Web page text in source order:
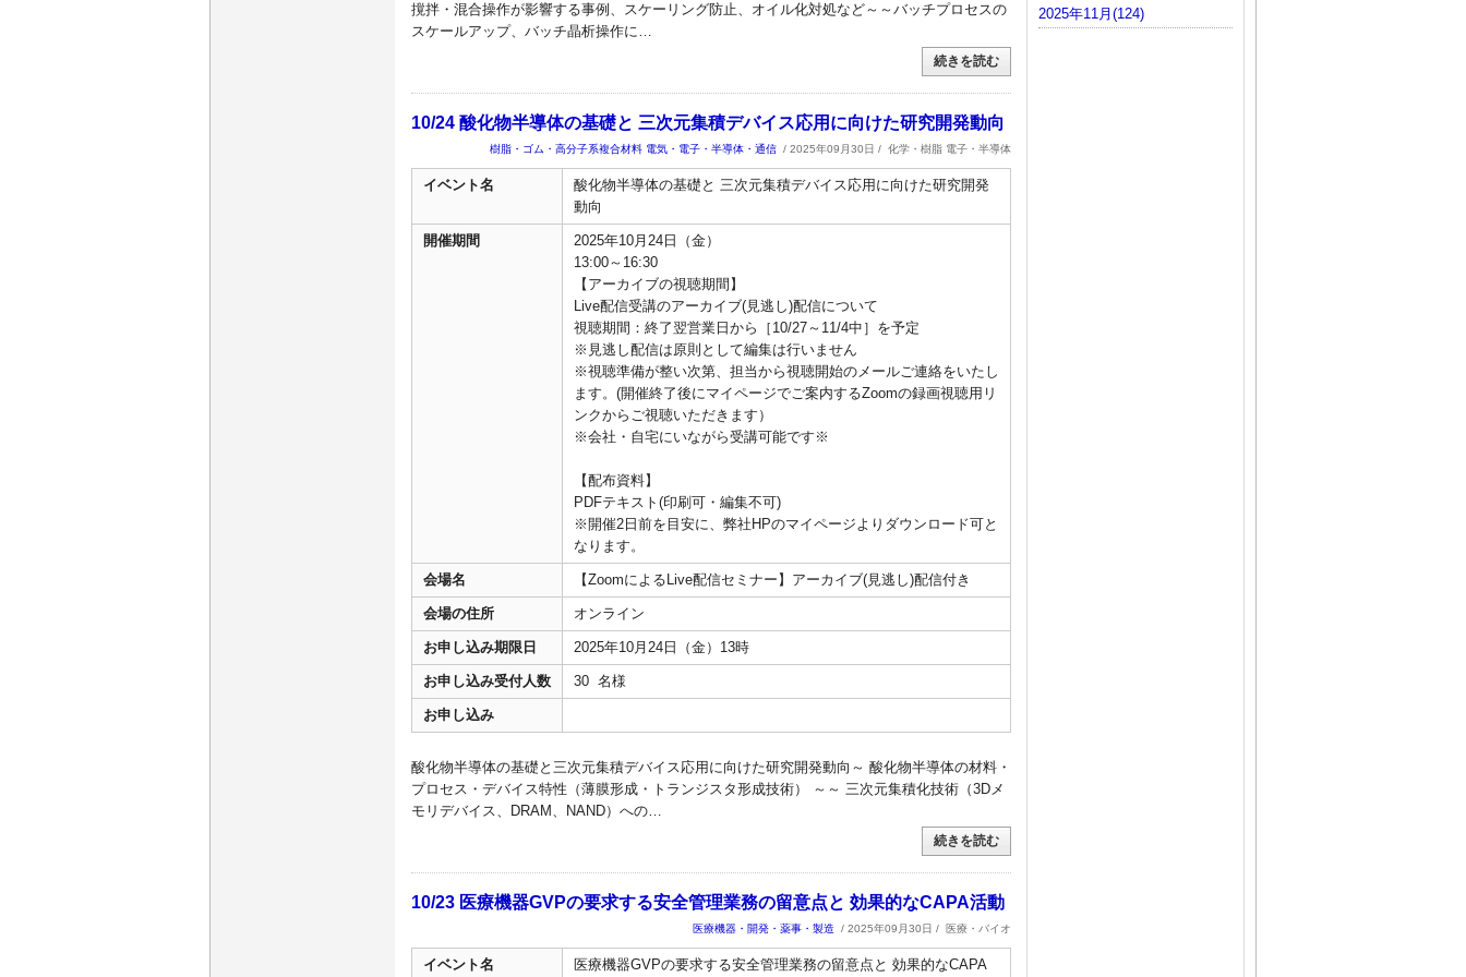
撹拌・混合操作が影響する事例、スケーリング防止、オイル化対処など～～バッチプロセスの
スケールアップ、バッチ晶析操作に…
続きを読む
10/24 酸化物半導体の基礎と 三次元集積デバイス応用に向けた研究開発動向
樹脂・ゴム・高分子系複合材料 電気・電子・半導体・通信 / 2025年09月30日 / 化学・樹脂 電子・半導体
イベント名
酸化物半導体の基礎と 三次元集積デバイス応用に向けた研究開発
動向
開催期間
2025年10月24日（金）
13:00～16:30
【アーカイブの視聴期間】
Live配信受講のアーカイブ(見逃し)配信について
視聴期間：終了翌営業日から［10/27～11/4中］を予定
※見逃し配信は原則として編集は行いません
※視聴準備が整い次第、担当から視聴開始のメールご連絡をいたし
ます。(開催終了後にマイページでご案内するZoomの録画視聴用リ
ンクからご視聴いただきます）
※会社・自宅にいながら受講可能です※
【配布資料】
PDFテキスト(印刷可・編集不可)
※開催2日前を目安に、弊社HPのマイページよりダウンロード可と
なります。
会場名 【ZoomによるLive配信セミナー】アーカイブ(見逃し)配信付き
会場の住所 オンライン
お申し込み期限日 2025年10月24日（金）13時
お申し込み受付人数 30 名様
お申し込み
酸化物半導体の基礎と三次元集積デバイス応用に向けた研究開発動向～ 酸化物半導体の材料・
プロセス・デバイス特性（薄膜形成・トランジスタ形成技術） ～～ 三次元集積化技術（3Dメ
モリデバイス、DRAM、NAND）への…
続きを読む
10/23 医療機器GVPの要求する安全管理業務の留意点と 効果的なCAPA活動
医療機器・開発・薬事・製造 / 2025年09月30日 / 医療・バイオ
イベント名
医療機器GVPの要求する安全管理業務の留意点と 効果的なCAPA
2025年11月(124)